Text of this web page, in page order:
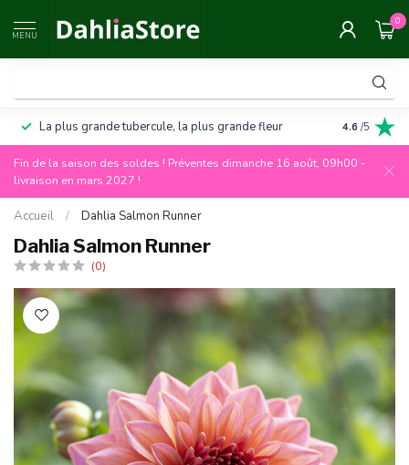
MENU
0
La plus grande tubercule, la plus grande fleur Garantie
4.6 /5
Fin de la saison des soldes ! Préventes dimanche 16 août, 09h00 -
livraison en mars 2027 !
Accueil / Dahlia Salmon Runner
Dahlia Salmon Runner
(0)